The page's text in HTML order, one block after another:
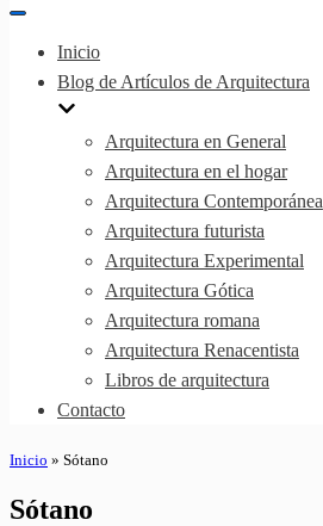
Menú
navegación
Inicio
Blog de Artículos de Arquitectura
Arquitectura en General
Arquitectura en el hogar
Arquitectura Contemporánea
Arquitectura futurista
Arquitectura Experimental
Arquitectura Gótica
Arquitectura romana
Arquitectura Renacentista
Libros de arquitectura
Contacto
Inicio » Sótano
Sótano